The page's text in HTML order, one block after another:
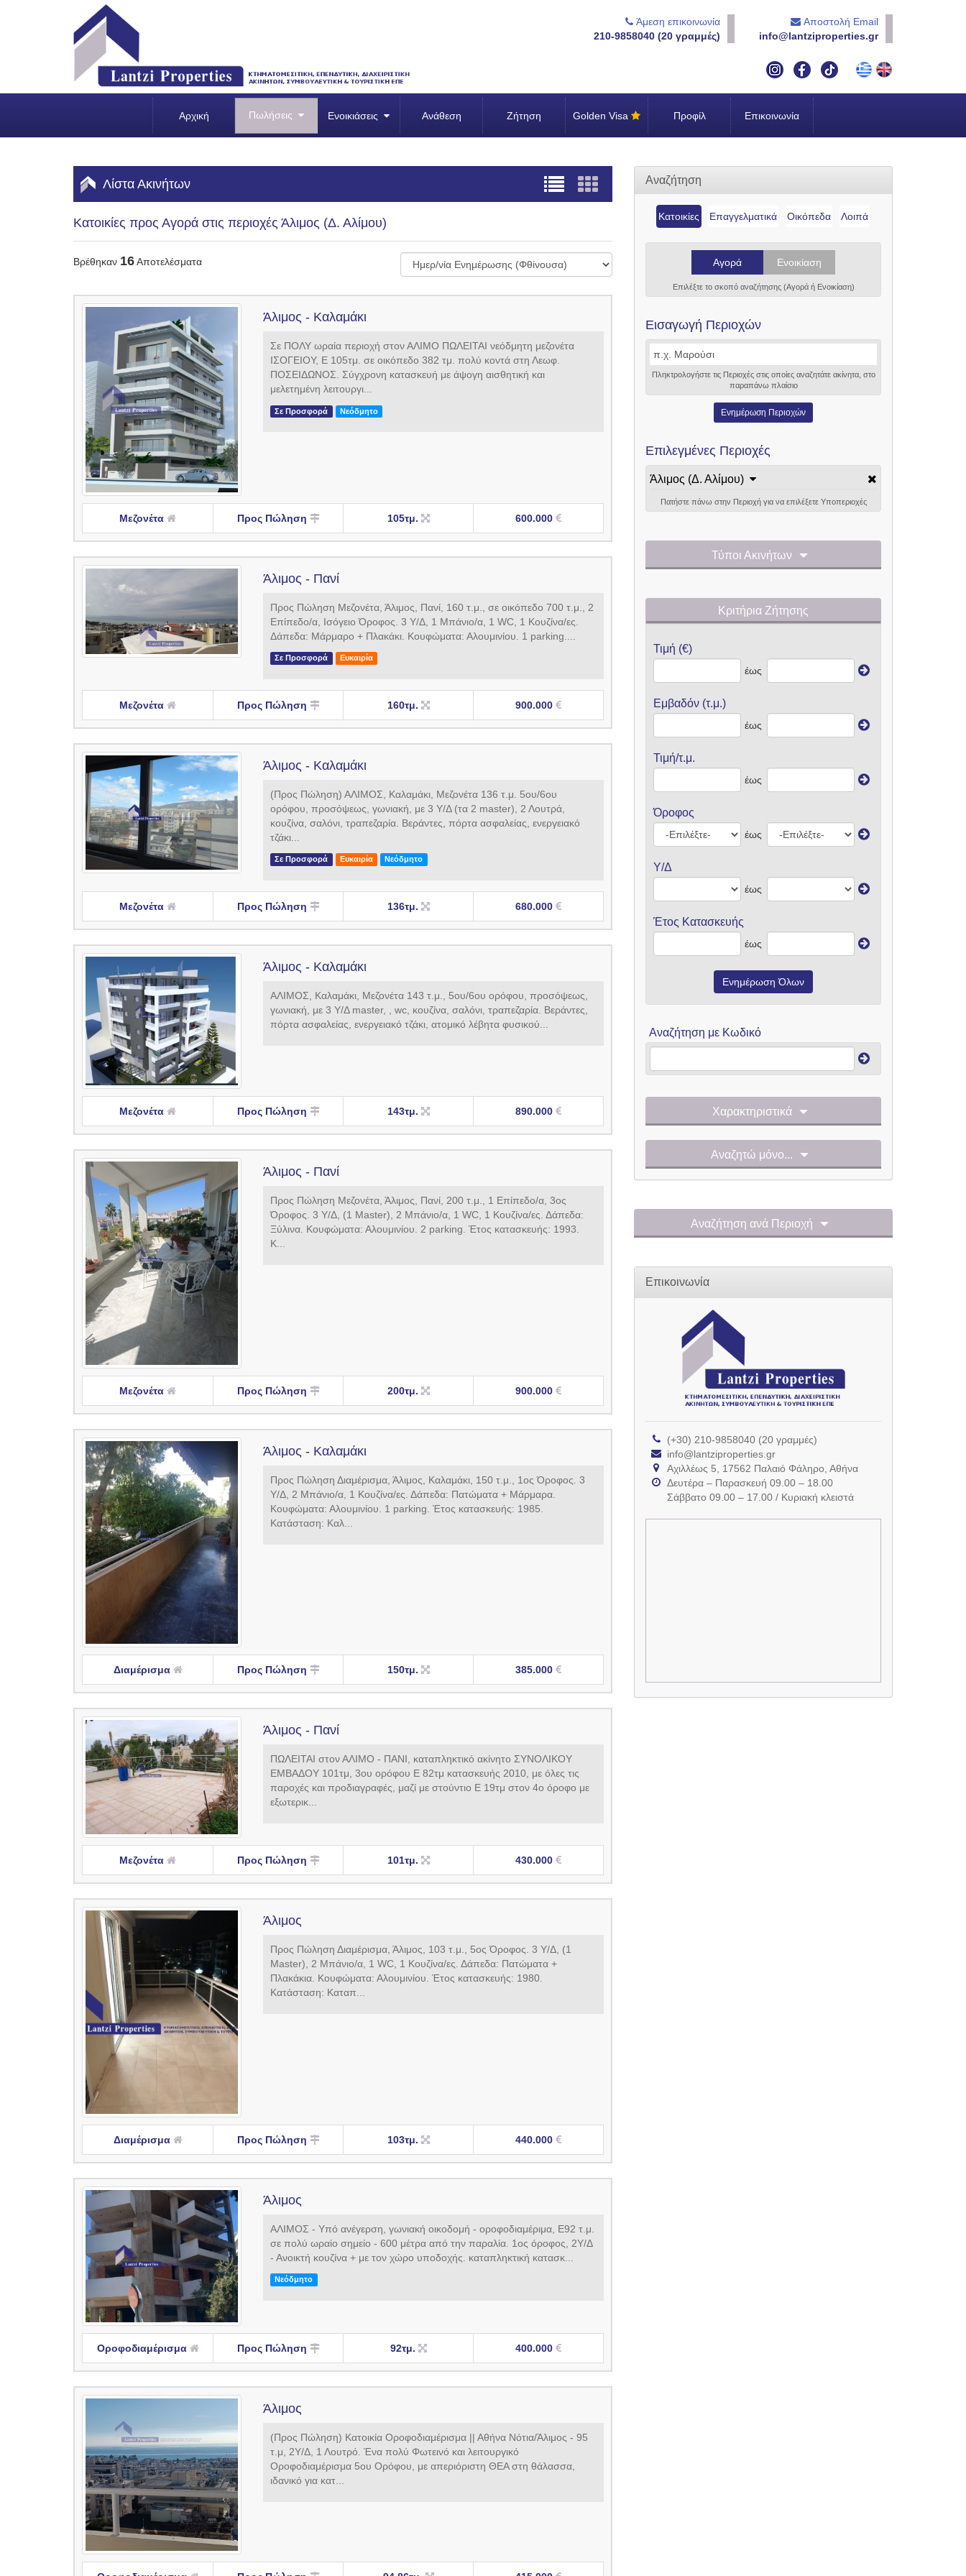
Άμεση επικοινωνία
210-9858040 (20 γραμμές)
Αποστολή Email
info@lantziproperties.gr
Αρχική Πωλήσεις Ενοικιάσεις Ανάθεση Ζήτηση Golden Visa Προφίλ Επικοινωνία
Λίστα Ακινήτων
Κατοικίες προς Αγορά στις περιοχές Άλιμος (Δ. Αλίμου)
Βρέθηκαν 16Αποτελέσματα
Άλιμος - Καλαμάκι
Σε ΠΟΛΥ ωραία περιοχή στον ΑΛΙΜΟ ΠΩΛΕΙΤΑΙ νεόδμητη μεζονέτα
ΙΣΟΓΕΙΟΥ, Ε 105τμ. σε οικόπεδο 382 τμ. πολύ κοντά στη Λεωφ.
ΠΟΣΕΙΔΩΝΟΣ. Σύγχρονη κατασκευή με άψογη αισθητική και
μελετημένη λειτουργι...
Σε Προσφορά Νεόδμητο
Μεζονέτα Προς Πώληση 105τμ. 600.000
Άλιμος - Πανί
Προς Πώληση Μεζονέτα, Άλιμος, Πανί, 160 τ.μ., σε οικόπεδο 700 τ.μ., 2
Επίπεδο/α, Ισόγειο Όροφος. 3 Υ/Δ, 1 Μπάνιο/α, 1 WC, 1 Κουζίνα/ες.
Δάπεδα: Μάρμαρο + Πλακάκι. Kουφώματα: Αλουμινίου. 1 parking....
Σε Προσφορά Ευκαιρία
Μεζονέτα Προς Πώληση 160τμ. 900.000
Άλιμος - Καλαμάκι
(Προς Πώληση) ΑΛΙΜΟΣ, Καλαμάκι, Μεζονέτα 136 τ.μ. 5ου/6ου
ορόφου, προσόψεως, γωνιακή, με 3 Υ/Δ (τα 2 master), 2 Λουτρά,
κουζίνα, σαλόνι, τραπεζαρία. Βεράντες, πόρτα ασφαλείας, ενεργειακό
τζάκι...
Σε Προσφορά Ευκαιρία Νεόδμητο
Μεζονέτα Προς Πώληση 136τμ. 680.000
Άλιμος - Καλαμάκι
ΑΛΙΜΟΣ, Καλαμάκι, Μεζονέτα 143 τ.μ., 5ου/6ου ορόφου, προσόψεως,
γωνιακή, με 3 Υ/Δ master, , wc, κουζίνα, σαλόνι, τραπεζαρία. Βεράντες,
πόρτα ασφαλείας, ενεργειακό τζάκι, ατομικό λέβητα φυσικού...
Μεζονέτα Προς Πώληση 143τμ. 890.000
Άλιμος - Πανί
Προς Πώληση Μεζονέτα, Άλιμος, Πανί, 200 τ.μ., 1 Επίπεδο/α, 3ος
Όροφος. 3 Υ/Δ, (1 Master), 2 Μπάνιο/α, 1 WC, 1 Κουζίνα/ες. Δάπεδα:
Ξύλινα. Kουφώματα: Αλουμινίου. 2 parking. Έτος κατασκευής: 1993.
Κ...
Μεζονέτα Προς Πώληση 200τμ. 900.000
Άλιμος - Καλαμάκι
Προς Πώληση Διαμέρισμα, Άλιμος, Καλαμάκι, 150 τ.μ., 1ος Όροφος. 3
Υ/Δ, 2 Μπάνιο/α, 1 Κουζίνα/ες. Δάπεδα: Πατώματα + Μάρμαρα.
Kουφώματα: Αλουμινίου. 1 parking. Έτος κατασκευής: 1985.
Κατάσταση: Καλ...
Διαμέρισμα Προς Πώληση 150τμ. 385.000
Άλιμος - Πανί
ΠΩΛΕΙΤΑΙ στον ΑΛΙΜΟ - ΠΑΝΙ, καταπληκτικό ακίνητο ΣΥΝΟΛΙΚΟΥ
ΕΜΒΑΔΟΥ 101τμ, 3ου ορόφου Ε 82τμ κατασκευής 2010, με όλες τις
παροχές και προδιαγραφές, μαζί με στούντιο Ε 19τμ στον 4ο όροφο με
εξωτερικ...
Μεζονέτα Προς Πώληση 101τμ. 430.000
Άλιμος
Προς Πώληση Διαμέρισμα, Άλιμος, 103 τ.μ., 5ος Όροφος. 3 Υ/Δ, (1
Master), 2 Μπάνιο/α, 1 WC, 1 Κουζίνα/ες. Δάπεδα: Πατώματα +
Πλακάκια. Kουφώματα: Αλουμινίου. Έτος κατασκευής: 1980.
Κατάσταση: Καταπ...
Διαμέρισμα Προς Πώληση 103τμ. 440.000
Άλιμος
ΑΛΙΜΟΣ - Υπό ανέγερση, γωνιακή οικοδομή - οροφοδιαμέριμα, Ε92 τ.μ.
σε πολύ ωραίο σημείο - 600 μέτρα από την παραλία. 1ος όροφος, 2Υ/Δ
- Ανοικτή κουζίνα + με τον χώρο υποδοχής. καταπληκτική κατασκ...
Νεόδμητο
Οροφοδιαμέρισμα Προς Πώληση 92τμ. 400.000
Άλιμος
(Προς Πώληση) Κατοικία Οροφοδιαμέρισμα || Αθήνα Νότια/Άλιμος - 95
τ.μ, 2Υ/Δ, 1 Λουτρό. Ένα πολύ Φωτεινό και λειτουργικό
Οροφοδιαμέρισμα 5ου Ορόφου, με απεριόριστη ΘΕΑ στη θάλασσα,
ιδανικό για κατ...
Αναζήτηση
Κατοικίες Επαγγελματικά Οικόπεδα Λοιπά
Αγορά Ενοικίαση
Επιλέξτε το σκοπό αναζήτησης (Αγορά ή Ενοικίαση)
Εισαγωγή Περιοχών
Πληκτρολογήστε τις Περιοχές στις οποίες αναζητάτε ακίνητα, στο
παραπάνω πλαίσιο
Ενημέρωση Περιοχών
Επιλεγμένες Περιοχές
Άλιμος (Δ. Αλίμου)
Πατήστε πάνω στην Περιοχή για να επιλέξετε Υποπεριοχές
Τύποι Ακινήτων
Κριτήρια Ζήτησης
Τιμή (€)
έως
Εμβαδόν (τ.μ.)
έως
Τιμή/τ.μ.
έως
Όροφος
έως
Υ/Δ
έως
Έτος Κατασκευής
έως
Ενημέρωση Όλων
Αναζήτηση με Κωδικό
Χαρακτηριστικά
Αναζητώ μόνο...
Αναζήτηση ανά Περιοχή
Επικοινωνία
(+30) 210-9858040 (20 γραμμές)
info@lantziproperties.gr
Αχιλλέως 5, 17562 Παλαιό Φάληρο, Αθήνα
Δευτέρα – Παρασκευή 09.00 – 18.00
Σάββατο 09.00 – 17.00 / Κυριακή κλειστά